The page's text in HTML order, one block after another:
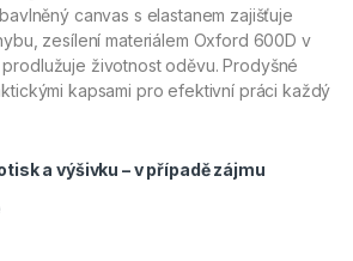
canvas s elastanem zajišťuje
zesílení materiálem Oxford 600D v
životnost oděvu. Prodyšné
kapsami pro efektivní práci každý
a výšivku – v případě zájmu